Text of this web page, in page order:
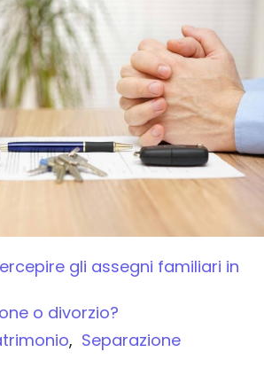
gli assegni familiari in
o divorzio?
, Separazione